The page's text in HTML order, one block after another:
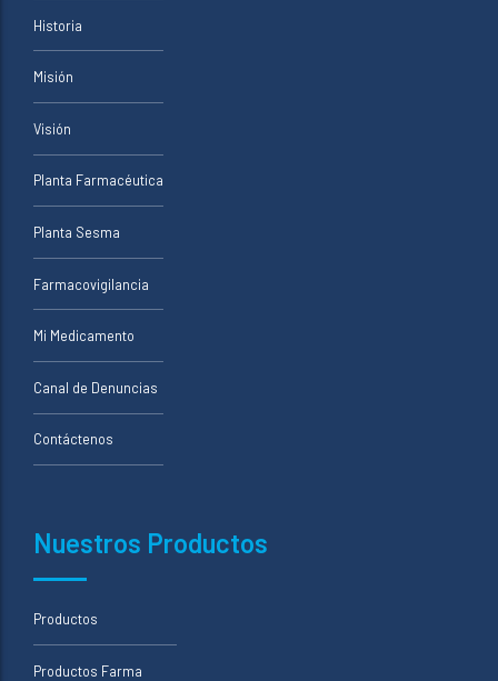
Historia
Misión
Visión
Planta Farmacéutica
Planta Sesma
Farmacovigilancia
Mi Medicamento
Canal de Denuncias
Contáctenos
Nuestros Productos
Productos
Productos Farma